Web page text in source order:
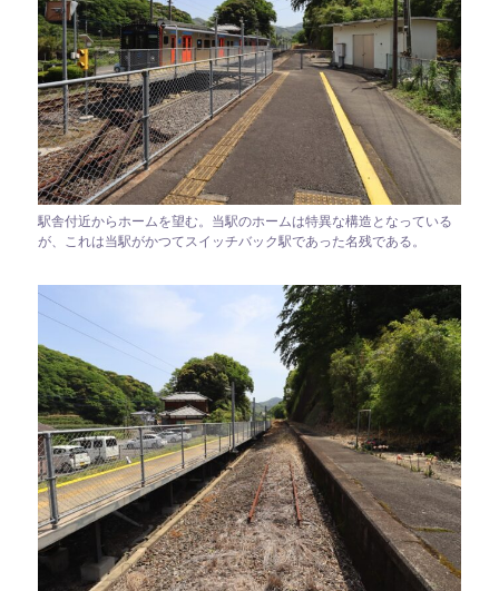
駅舎付近からホームを望む。当駅のホームは特異な構造となっている
が、これは当駅がかつてスイッチバック駅であった名残である。